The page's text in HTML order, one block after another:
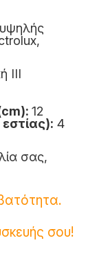
υψηλής
ΙΙΙ
12
4
σας,
σου!